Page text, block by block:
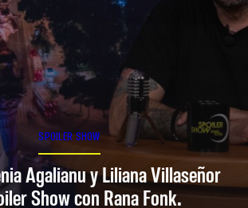
SPOILER SHOW
Agalianu y Liliana Villaseñor
Show con Rana Fonk.